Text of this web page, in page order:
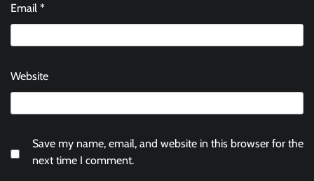
Email *
Website
Save my name, email, and website in this browser for the
next time I comment.